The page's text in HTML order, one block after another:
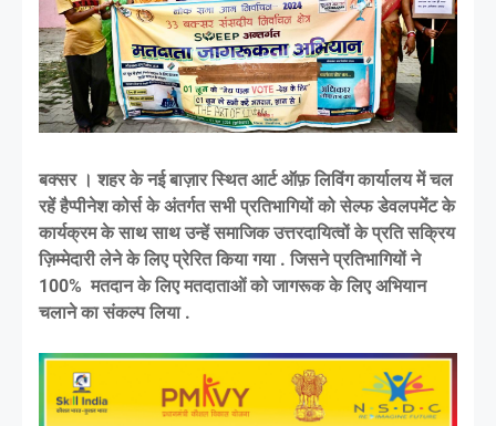
बक्सर । शहर के नई बाज़ार स्थित आर्ट ऑफ़ लिविंग कार्यालय में चल
रहें हैप्पीनेश कोर्स के अंतर्गत सभी प्रतिभागियों को सेल्फ डेवलपमेंट के
कार्यक्रम के साथ साथ उन्हें समाजिक उत्तरदायित्वों के प्रति सक्रिय
ज़िम्मेदारी लेने के लिए प्रेरित किया गया . जिसने प्रतिभागियों ने
100% मतदान के लिए मतदाताओं को जागरूक के लिए अभियान
चलाने का संकल्प लिया .